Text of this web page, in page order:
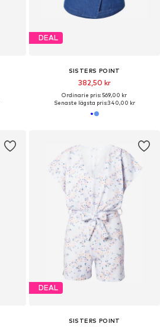
DEAL
SISTERS POINT
382,50 kr
Ordinarie pris: 569,00 kr
Senaste lägsta pris:340,00 kr
DEAL
SISTERS POINT